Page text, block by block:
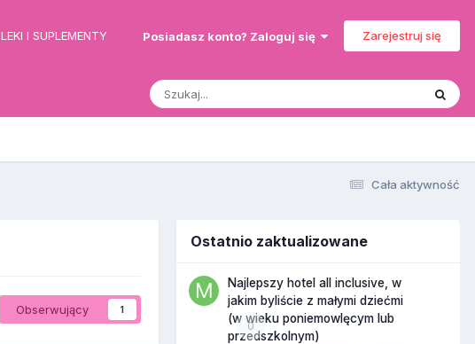
LEKI I SUPLEMENTY Posiadasz konto? Zaloguj się Zarejestruj się
Cała aktywność
Obserwujący 1
Ostatnio zaktualizowane
0
Najlepszy hotel all inclusive, w
jakim byliście z małymi dziećmi
(w wieku poniemowlęcym lub
przedszkolnym)